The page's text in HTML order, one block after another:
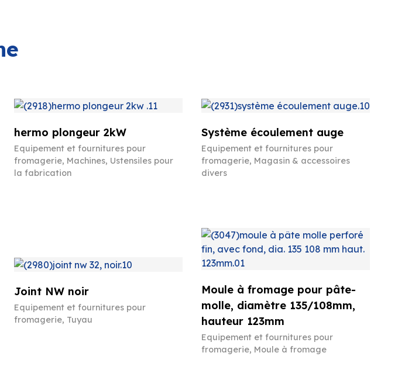
hermo plongeur 2kW
Equipement et fournitures pour
fromagerie, Machines, Ustensiles pour
la fabrication
Système écoulement auge
Equipement et fournitures pour
fromagerie, Magasin & accessoires
divers
Joint NW noir
Equipement et fournitures pour
fromagerie, Tuyau
Moule à fromage pour pâte-
molle, diamètre 135/108mm,
hauteur 123mm
Equipement et fournitures pour
fromagerie, Moule à fromage